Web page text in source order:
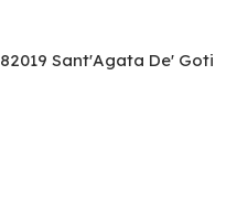
82019 Sant'Agata De' Goti